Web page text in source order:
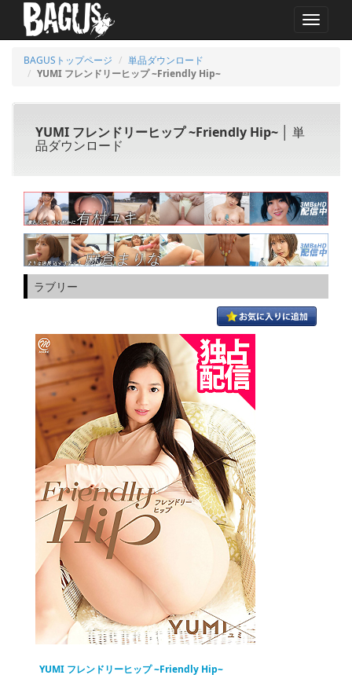
MENU
BAGUSトップページ
単品ダウンロード
YUMI フレンドリーヒップ ~Friendly Hip~
YUMI フレンドリーヒップ ~Friendly Hip~ │ 単
品ダウンロード
ラブリー
YUMI フレンドリーヒップ ~Friendly Hip~